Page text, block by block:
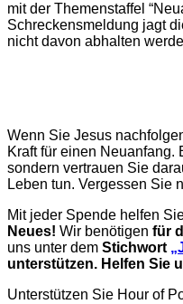
mit der Themenstaffel
Schreckensmeldung jagt
nicht davon abhalten
Wenn Sie Jesus
Kraft für einen
sondern vertrauen Sie
Leben tun. Vergessen Sie
Mit jeder Spende helfen
Neues! Wir benötigen für
uns unter dem Stichwort
unterstützen. Helfen Sie
Unterstützen Sie Hour of